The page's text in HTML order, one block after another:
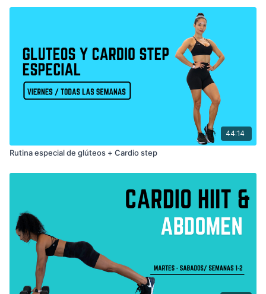
44:14
Rutina especial de glúteos + Cardio step